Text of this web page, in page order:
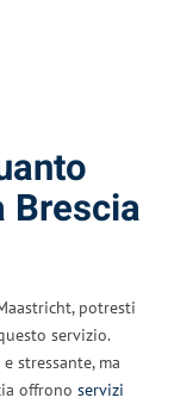
Brescia
potresti
servizio.
stressante, ma
offrono servizi